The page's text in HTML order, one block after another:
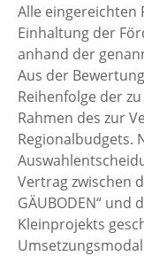
Alle eingereichten
Einhaltung der
anhand der
Aus der
Reihenfolge der
Rahmen des zur
Regionalbudgets.
Vertrag zwischen
GÄUBODEN“ und
Kleinprojekts